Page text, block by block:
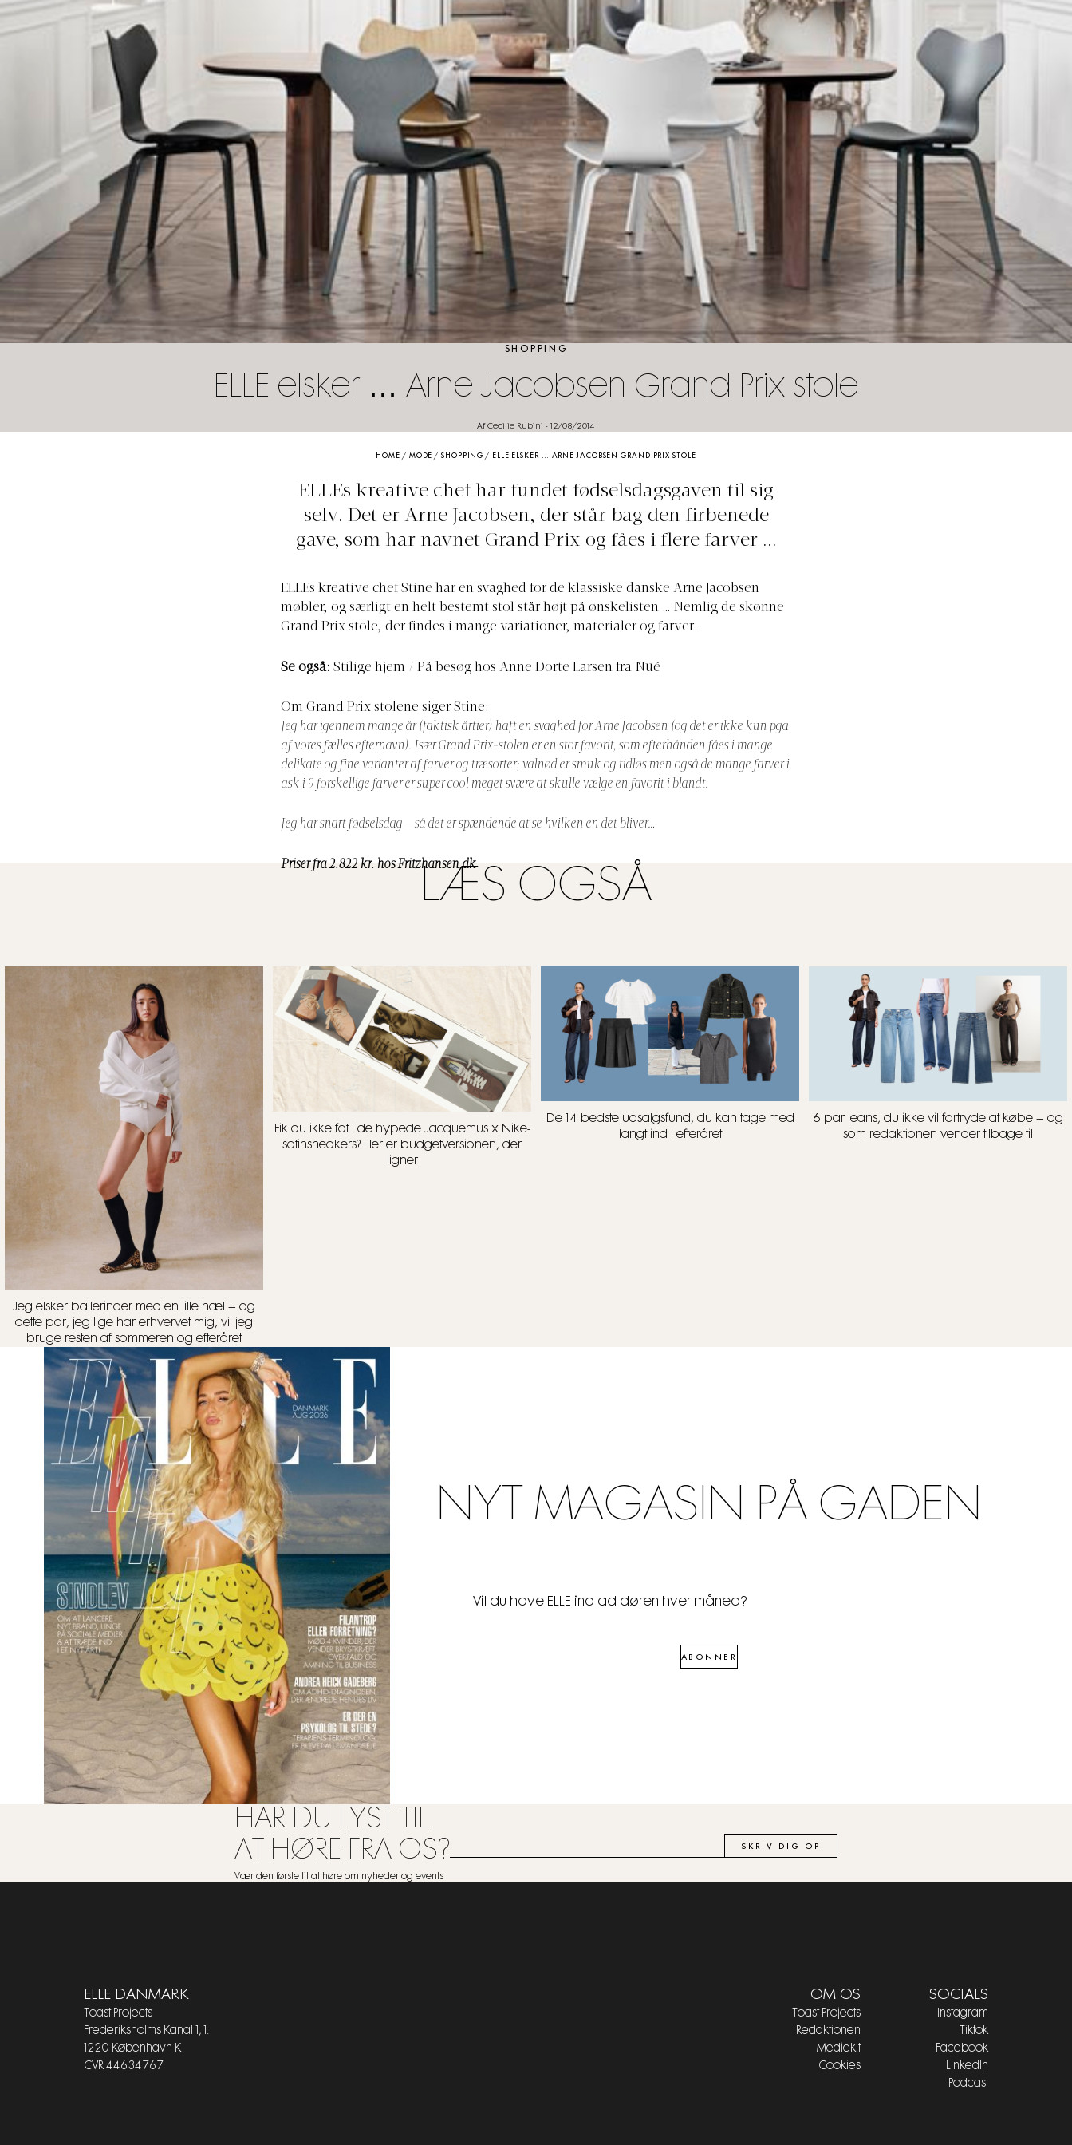
SHOPPING
ELLE elsker … Arne Jacobsen Grand Prix stole
Af Cecilie Rubini - 12/08/2014
HOME / MODE /SHOPPING / ELLE ELSKER … ARNE JACOBSEN GRAND PRIX STOLE
ELLEs kreative chef har fundet fødselsdagsgaven til sig
selv. Det er Arne Jacobsen, der står bag den firbenede
gave, som har navnet Grand Prix og fåes i flere farver ...
ELLEs kreative chef Stine har en svaghed for de klassiske danske Arne Jacobsen
møbler, og særligt en helt bestemt stol står højt på ønskelisten … Nemlig de skønne
Grand Prix stole, der findes i mange variationer, materialer og farver.
Se også: Stilige hjem / På besøg hos Anne Dorte Larsen fra Nué
Om Grand Prix stolene siger Stine:
Jeg har igennem mange år (faktisk årtier) haft en svaghed for Arne Jacobsen (og det er ikke kun pga
af vores fælles efternavn). Især Grand Prix-stolen er en stor favorit, som efterhånden fåes i mange
delikate og fine varianter af farver og træsorter; valnød er smuk og tidløs men også de mange farver i
ask i 9 forskellige farver er super cool meget svære at skulle vælge en favorit i blandt.
Jeg har snart fødselsdag – så det er spændende at se hvilken en det bliver…
Priser fra 2.822 kr. hosFritzhansen.dk
LÆS OGSÅ
Jeg elsker ballerinaer med en lille hæl – og
dette par, jeg lige har erhvervet mig, vil jeg
bruge resten af sommeren og efteråret
Fik du ikke fat i de hypede Jacquemus x Nike-
satinsneakers? Her er budgetversionen, der
ligner
De 14 bedste udsalgsfund, du kan tage med
langt ind i efteråret
6 par jeans, du ikke vil fortryde at købe – og
som redaktionen vender tilbage til
NYT MAGASIN PÅ GADEN
Vil du have ELLE ind ad døren hver måned?
ABONNER
HAR DU LYST TIL
AT HØRE FRA OS?
Vær den første til at høre om nyheder og events
SKRIV DIG OP
ELLE DANMARK
Toast Projects
Frederiksholms Kanal 1, 1.
1220 København K
CVR 44634767
OM OS
Toast Projects
Redaktionen
Mediekit
Cookies
SOCIALS
Instagram
Tiktok
Facebook
LinkedIn
Podcast